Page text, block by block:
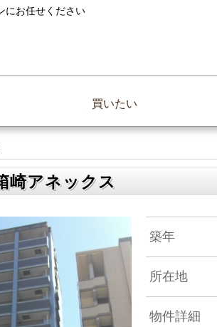
にお任せください
買いたい
崎アネックス
築年
所在地
物件詳細